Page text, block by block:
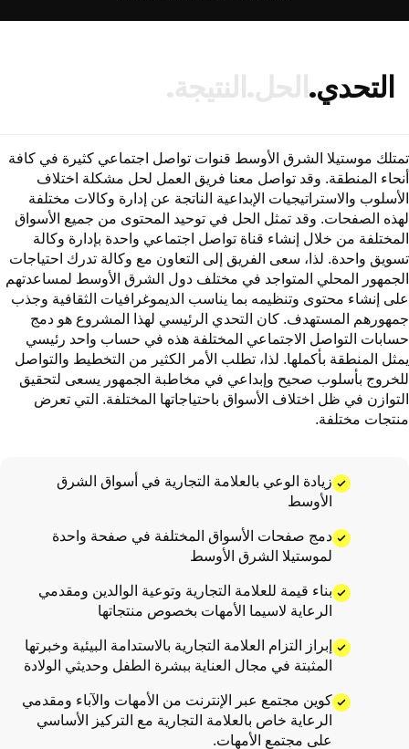
التحدي.الحل.النتيجة.
تمتلك موستيلا الشرق الأوسط قنوات تواصل اجتماعي كثيرة في كافة
أنحاء المنطقة. وقد تواصل معنا فريق العمل لحل مشكلة اختلاف
الأسلوب والاستراتيجيات الإبداعية الناتجة عن إدارة وكالات مختلفة
لهذه الصفحات. وقد تمثل الحل في توحيد المحتوى من جميع الأسواق
المختلفة من خلال إنشاء قناة تواصل اجتماعي واحدة بإدارة وكالة
تسويق واحدة. لذا، سعى الفريق إلى التعاون مع وكالة تدرك احتياجات
الجمهور المحلي المتواجد في مختلف دول الشرق الأوسط لمساعدتهم
على إنشاء محتوى وتنظيمه بما يناسب الديموغرافيات الثقافية وجذب
جمهورهم المستهدف. كان التحدي الرئيسي لهذا المشروع هو دمج
حسابات التواصل الاجتماعي المختلفة هذه في حساب واحد رئيسي
يمثل المنطقة بأكملها. لذا، تطلب الأمر الكثير من التخطيط والتواصل
للخروج بأسلوب صحيح وإبداعي في مخاطبة الجمهور يسعى لتحقيق
التوازن في ظل اختلاف الأسواق باحتياجاتها المختلفة. التي تعرض
منتجات مختلفة.
زيادة الوعي بالعلامة التجارية في أسواق الشرق
الأوسط
دمج صفحات الأسواق المختلفة في صفحة واحدة
لموستيلا الشرق الأوسط
بناء قيمة للعلامة التجارية وتوعية الوالدين ومقدمي
الرعاية لاسيما الأمهات بخصوص منتجاتها
إبراز التزام العلامة التجارية بالاستدامة البيئية وخبرتها
المثبتة في مجال العناية ببشرة الطفل وحديثي الولادة
كوين مجتمع عبر الإنترنت من الأمهات والآباء ومقدمي
الرعاية خاص بالعلامة التجارية مع التركيز الأساسي
على مجتمع الأمهات.